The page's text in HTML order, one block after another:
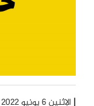
الإثنين 6 يونيو 2022 - 06:18